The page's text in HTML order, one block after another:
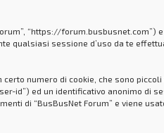
“https://forum.busbusnet.com”)
qualsiasi sessione d’uso da te
numero di cookie, che sono
id”) ed un identificativo anonimo di
di “BusBusNet Forum” e viene